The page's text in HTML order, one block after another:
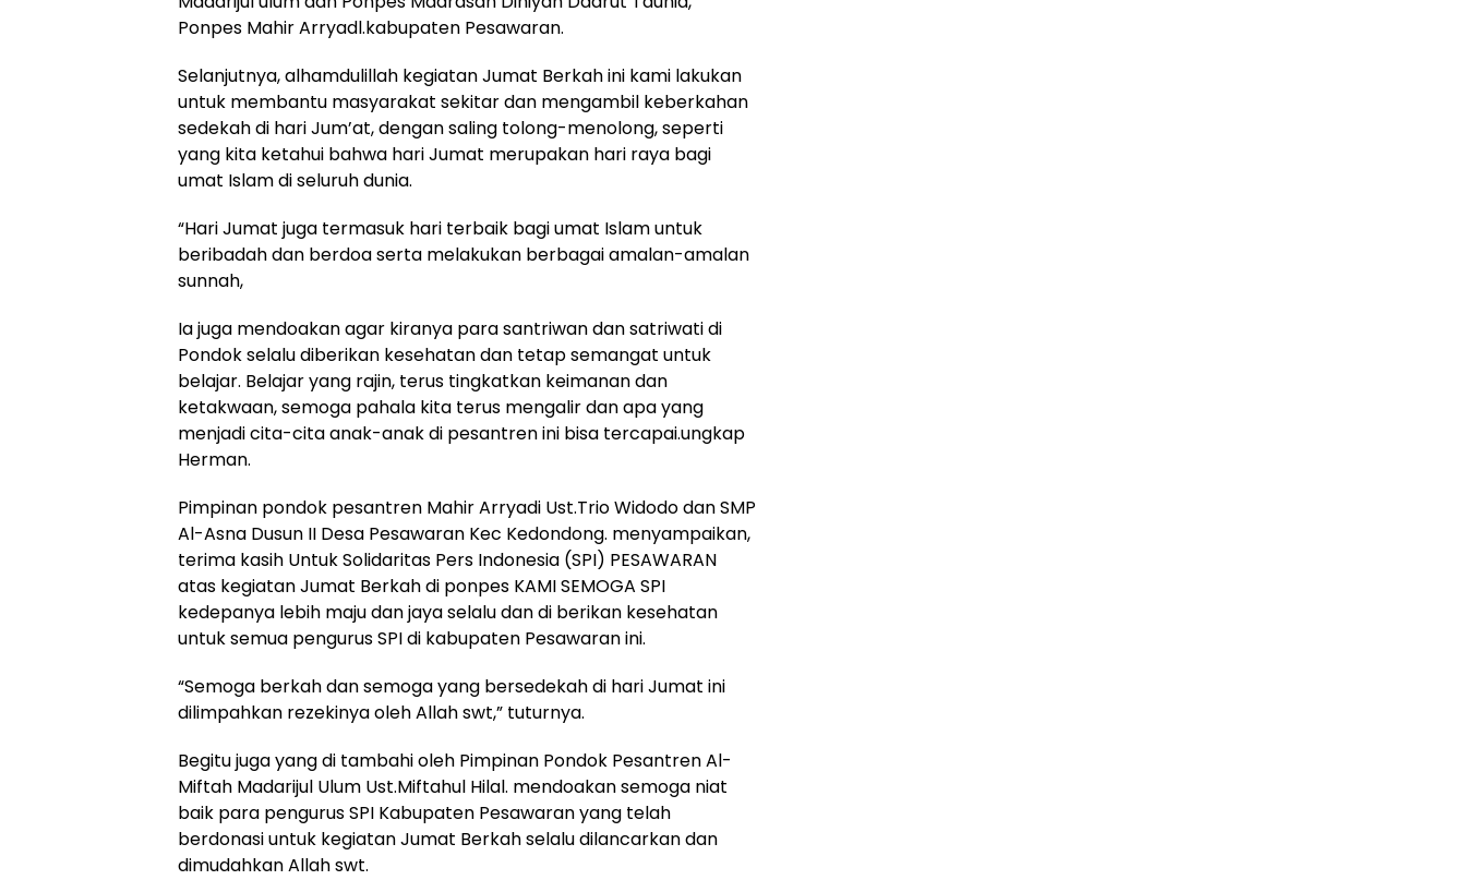
Ponpes Mahir Arryadl.kabupaten Pesawaran.
Selanjutnya, alhamdulillah kegiatan Jumat Berkah ini kami lakukan
untuk membantu masyarakat sekitar dan mengambil keberkahan
sedekah di hari Jum’at, dengan saling tolong-menolong, seperti
yang kita ketahui bahwa hari Jumat merupakan hari raya bagi
umat Islam di seluruh dunia.
“Hari Jumat juga termasuk hari terbaik bagi umat Islam untuk
beribadah dan berdoa serta melakukan berbagai amalan-amalan
sunnah,
Ia juga mendoakan agar kiranya para santriwan dan satriwati di
Pondok selalu diberikan kesehatan dan tetap semangat untuk
belajar. Belajar yang rajin, terus tingkatkan keimanan dan
ketakwaan, semoga pahala kita terus mengalir dan apa yang
menjadi cita-cita anak-anak di pesantren ini bisa tercapai.ungkap
Herman.
Pimpinan pondok pesantren Mahir Arryadi Ust.Trio Widodo dan SMP
Al-Asna Dusun II Desa Pesawaran Kec Kedondong. menyampaikan,
terima kasih Untuk Solidaritas Pers Indonesia (SPI) PESAWARAN
atas kegiatan Jumat Berkah di ponpes KAMI SEMOGA SPI
kedepanya lebih maju dan jaya selalu dan di berikan kesehatan
untuk semua pengurus SPI di kabupaten Pesawaran ini.
“Semoga berkah dan semoga yang bersedekah di hari Jumat ini
dilimpahkan rezekinya oleh Allah swt,” tuturnya.
Begitu juga yang di tambahi oleh Pimpinan Pondok Pesantren Al-
Miftah Madarijul Ulum Ust.Miftahul Hilal. mendoakan semoga niat
baik para pengurus SPI Kabupaten Pesawaran yang telah
berdonasi untuk kegiatan Jumat Berkah selalu dilancarkan dan
dimudahkan Allah swt.